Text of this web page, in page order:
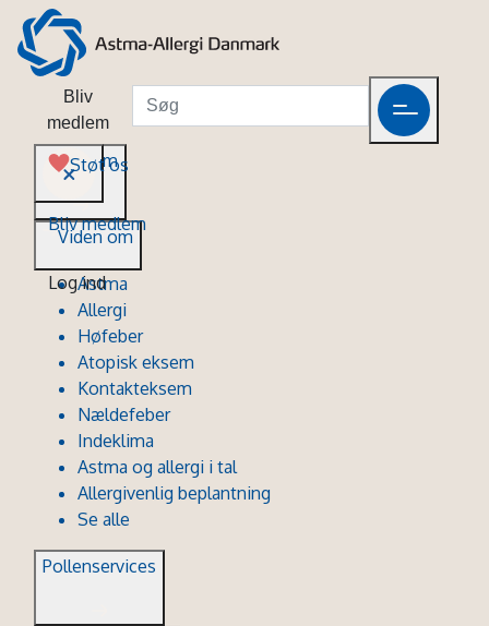
Bliv
medlem
Støt os
Bliv medlem
Log ind
Viden om
Viden om
Astma
Allergi
Høfeber
Atopisk eksem
Kontakteksem
Nældefeber
Indeklima
Astma og allergi i tal
Allergivenlig beplantning
Se alle
Pollenservices